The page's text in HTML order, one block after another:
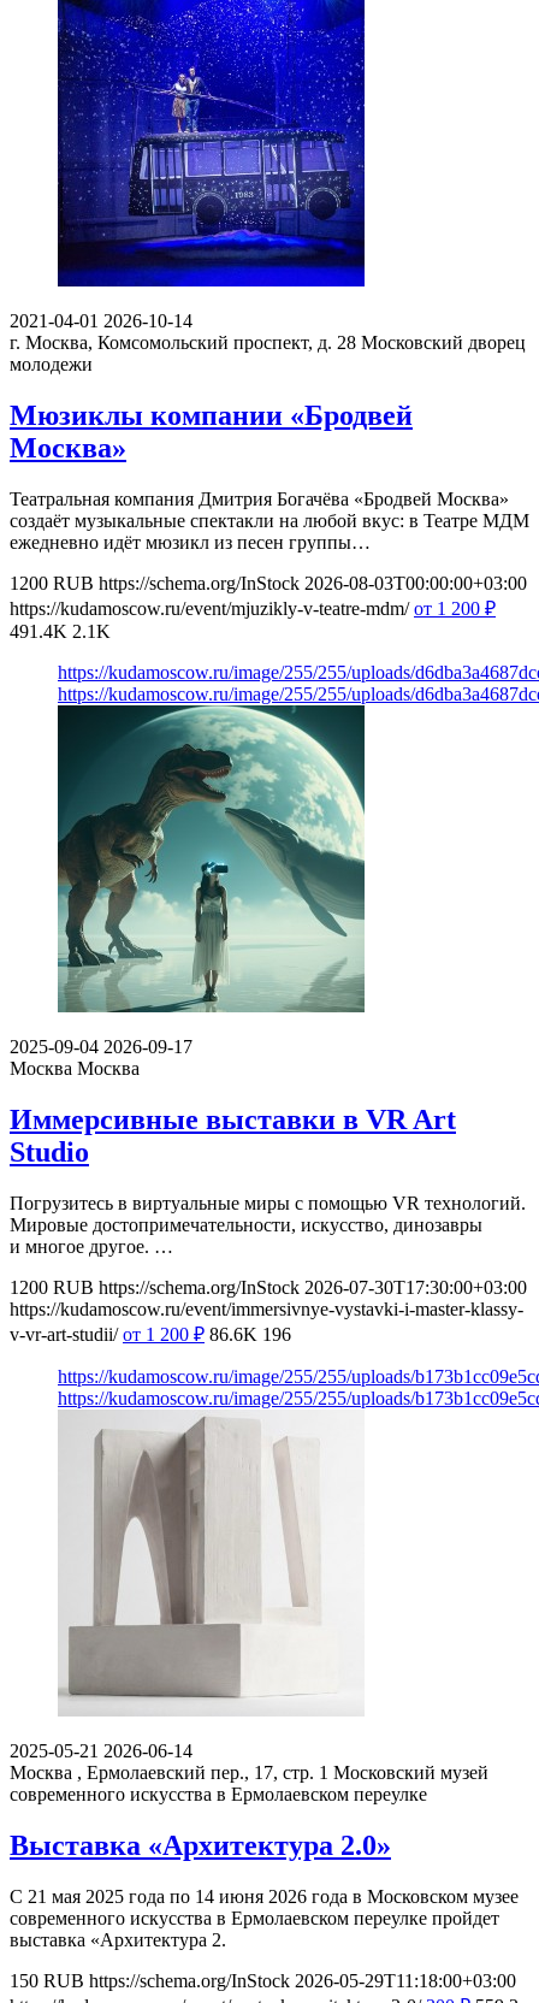
2021-04-01 2026-10-14
г. Москва, Комсомольский проспект, д. 28 Московский дворец
молодежи
Мюзиклы компании «Бродвей
Москва»
Театральная компания Дмитрия Богачёва «Бродвей Москва»
создаёт музыкальные спектакли на любой вкус: в Театре МДМ
ежедневно идёт мюзикл из песен группы…
1200 RUB https://schema.org/InStock 2026-08-03T00:00:00+03:00
https://kudamoscow.ru/event/mjuzikly-v-teatre-mdm/ от 1 200 ₽
491.4K 2.1K
https://kudamoscow.ru/image/255/255/uploads/
https://kudamoscow.ru/image/255/255/uploads/
2025-09-04 2026-09-17
Москва Москва
Иммерсивные выставки в VR Art
Studio
Погрузитесь в виртуальные миры с помощью VR технологий.
Мировые достопримечательности, искусство, динозавры
и многое другое. …
1200 RUB https://schema.org/InStock 2026-07-30T17:30:00+03:00
https://kudamoscow.ru/event/immersivnye-vystavki-i-master-klassy-
v-vr-art-studii/ от 1 200 ₽ 86.6K 196
https://kudamoscow.ru/image/255/255/uploads/
https://kudamoscow.ru/image/255/255/uploads/
2025-05-21 2026-06-14
Москва , Ермолаевский пер., 17, стр. 1 Московский музей
современного искусства в Ермолаевском переулке
Выставка «Архитектура 2.0»
С 21 мая 2025 года по 14 июня 2026 года в Московском музее
современного искусства в Ермолаевском переулке пройдет
выставка «Архитектура 2.
150 RUB https://schema.org/InStock 2026-05-29T11:18:00+03:00